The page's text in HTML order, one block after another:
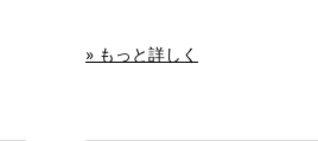
» もっと詳しく